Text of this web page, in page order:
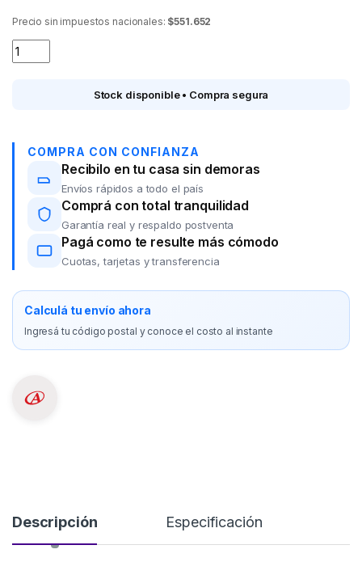
Precio sin impuestos nacionales: $551.652
SMART TV 50" BGH B5026 LED Google TV quantity
Stock disponible • Compra segura
COMPRA CON CONFIANZA
Recibilo en tu casa sin demoras
Envíos rápidos a todo el país
Comprá con total tranquilidad
Garantía real y respaldo postventa
Pagá como te resulte más cómodo
Cuotas, tarjetas y transferencia
Calculá tu envío ahora
Ingresá tu código postal y conoce el costo al instante
Descripción Especificación